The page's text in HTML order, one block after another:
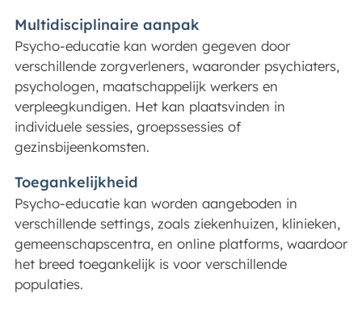
Multidisciplinaire aanpak
Psycho-educatie kan worden gegeven door
verschillende zorgverleners, waaronder psychiaters,
psychologen, maatschappelijk werkers en
verpleegkundigen. Het kan plaatsvinden in
individuele sessies, groepssessies of
gezinsbijeenkomsten.
Toegankelijkheid
Psycho-educatie kan worden aangeboden in
verschillende settings, zoals ziekenhuizen, klinieken,
gemeenschapscentra, en online platforms, waardoor
het breed toegankelijk is voor verschillende
populaties.